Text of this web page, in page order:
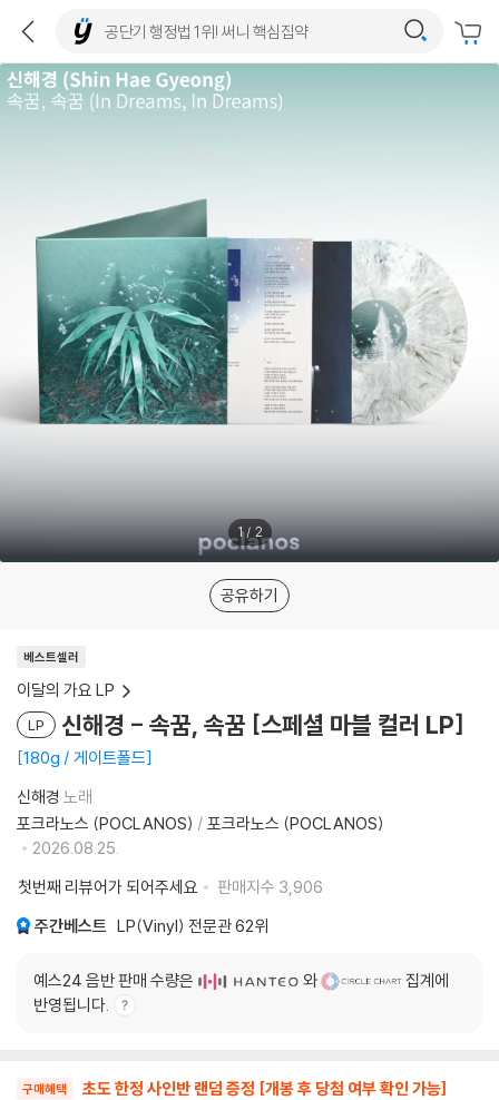
1/ 2
공유하기
베스트셀러
이달의 가요 LP
LP 신해경 - 속꿈, 속꿈 [스페셜 마블 컬러 LP]
180g / 게이트폴드
신해경 노래
포크라노스 (POCLANOS) / 포크라노스 (POCLANOS)
2026.08.25.
첫번째 리뷰어가 되어주세요
판매지수 3,906
주간베스트 LP(Vinyl) 전문관62위
예스24 음반 판매 수량은 와
집계에
반영됩니다.
구매혜택 초도 한정 사인반 랜덤 증정 [개봉 후 당첨 여부 확인 가능]